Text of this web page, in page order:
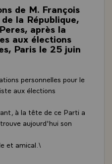
de M. François
la République,
après la
aux élections
Paris le 25 juin
personnelles pour le
aux élections
à la tête de ce Parti a
aujourd'hui son
et amical.\